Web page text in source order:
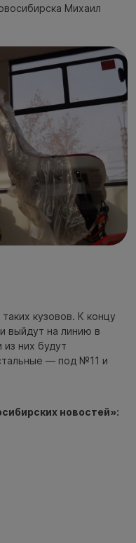
Михаил
кузовов. К концу
выйдут на линию в
них будут
— под №11 и
новостей»: